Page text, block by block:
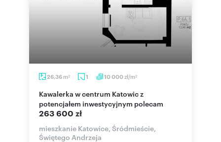
26,36 m2 1 10 000zł/m2
Kawalerka w centrum Katowic z
potencjałem inwestycyjnym polecam
263 600 zł
mieszkanie Katowice, Śródmieście,
Świętego Andrzeja